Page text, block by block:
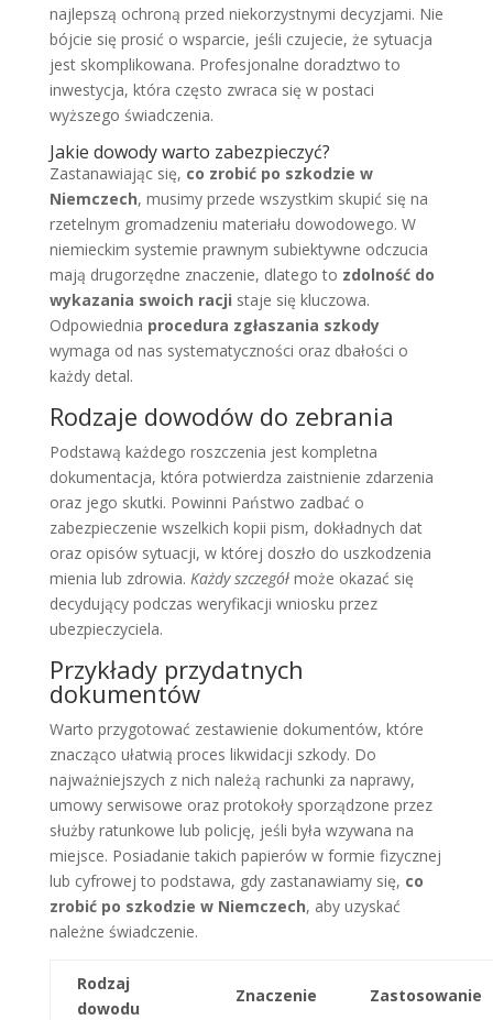
najlepszą ochroną przed niekorzystnymi decyzjami. Nie
bójcie się prosić o wsparcie, jeśli czujecie, że sytuacja
jest skomplikowana. Profesjonalne doradztwo to
inwestycja, która często zwraca się w postaci
wyższego świadczenia.
Jakie dowody warto zabezpieczyć?
Zastanawiając się, co zrobić po szkodzie w
Niemczech, musimy przede wszystkim skupić się na
rzetelnym gromadzeniu materiału dowodowego. W
niemieckim systemie prawnym subiektywne odczucia
mają drugorzędne znaczenie, dlatego to zdolność do
wykazania swoich racji staje się kluczowa.
Odpowiednia procedura zgłaszania szkody
wymaga od nas systematyczności oraz dbałości o
każdy detal.
Rodzaje dowodów do zebrania
Podstawą każdego roszczenia jest kompletna
dokumentacja, która potwierdza zaistnienie zdarzenia
oraz jego skutki. Powinni Państwo zadbać o
zabezpieczenie wszelkich kopii pism, dokładnych dat
oraz opisów sytuacji, w której doszło do uszkodzenia
mienia lub zdrowia. Każdy szczegółmoże okazać się
decydujący podczas weryfikacji wniosku przez
ubezpieczyciela.
Przykłady przydatnych
dokumentów
Warto przygotować zestawienie dokumentów, które
znacząco ułatwią proces likwidacji szkody. Do
najważniejszych z nich należą rachunki za naprawy,
umowy serwisowe oraz protokoły sporządzone przez
służby ratunkowe lub policję, jeśli była wzywana na
miejsce. Posiadanie takich papierów w formie fizycznej
lub cyfrowej to podstawa, gdy zastanawiamy się, co
zrobić po szkodzie w Niemczech, aby uzyskać
należne świadczenie.
Rodzaj
dowodu
Znaczenie Zastosowanie